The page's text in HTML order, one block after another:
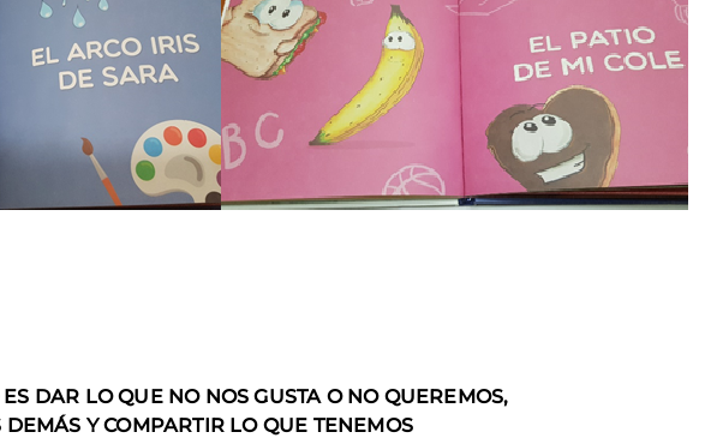
DAR LO QUE NO NOS GUSTA O NO QUEREMOS,
Y COMPARTIR LO QUE TENEMOS